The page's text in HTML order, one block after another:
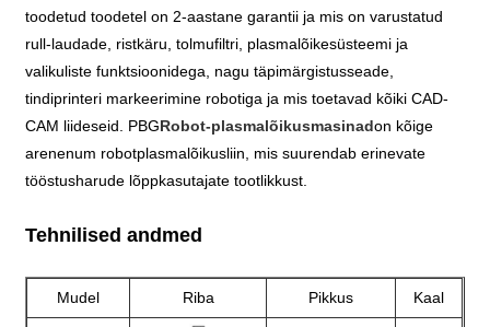
toodetud toodetel on 2-aastane garantii ja mis on varustatud
rull-laudade, ristkäru, tolmufiltri, plasmalõikesüsteemi ja
valikuliste funktsioonidega, nagu täpimärgistusseade,
tindiprinteri markeerimine robotiga ja mis toetavad kõiki CAD-
CAM liideseid. PBGRobot-plasmalõikusmasinadon kõige
arenenum robotplasmalõikusliin, mis suurendab erinevate
tööstusharude lõppkasutajate tootlikkust.
Tehnilised andmed
Mudel Riba Pikkus Kaal